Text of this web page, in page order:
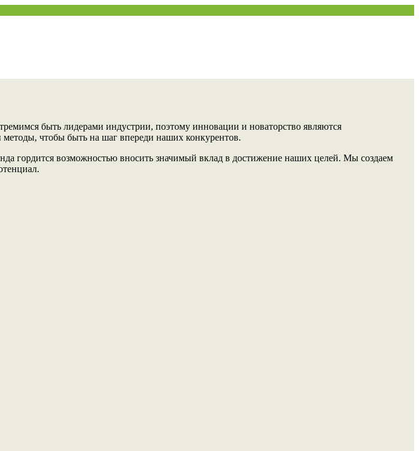
быть лидерами индустрии, поэтому инновации и новаторство являются
чтобы быть на шаг впереди наших конкурентов.
гордится возможностью вносить значимый вклад в достижение наших целей. Мы создаем